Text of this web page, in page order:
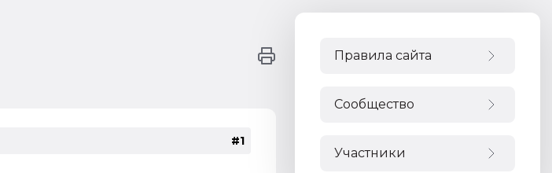
#1
Правила сайта
Сообщество
Участники